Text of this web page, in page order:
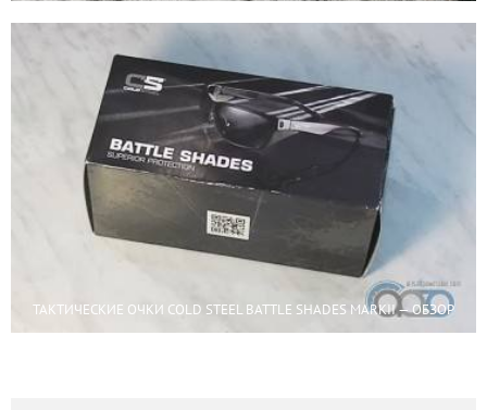
ТАКТИЧЕСКИЕ ОЧКИ COLD STEEL BATTLE SHADES MARKII — ОБЗОР